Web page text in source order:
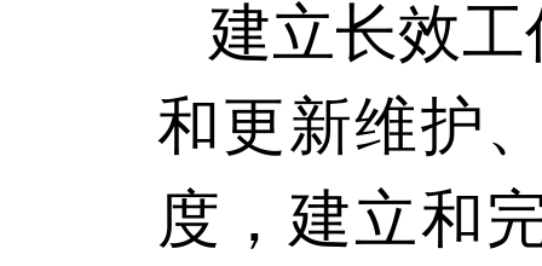
建立长效
和更新维护
度，建立和